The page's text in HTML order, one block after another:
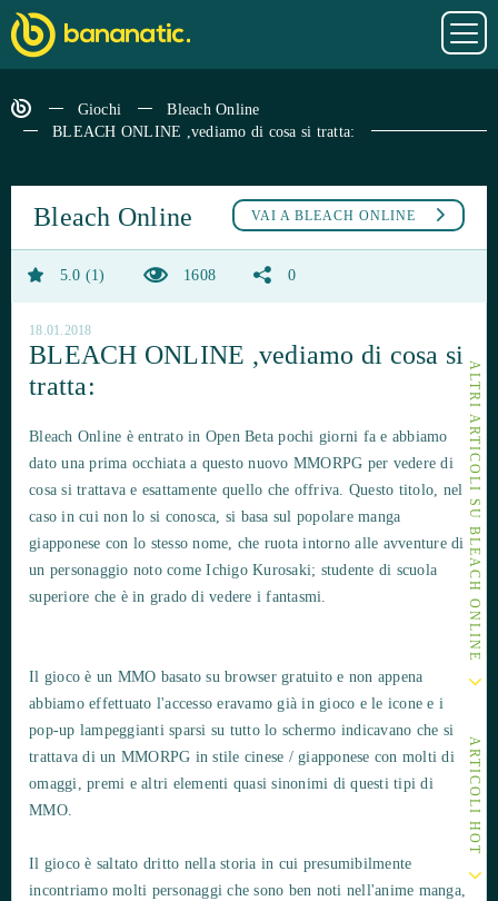
Giochi
Bleach Online
BLEACH ONLINE ,vediamo di cosa si tratta:
ALTRI ARTICOLI SU BLEACH ONLINE
ARTICOLI HOT
VAI A BLEACH ONLINE
Bleach Online
5.0 1 1608 0
18.01.2018
BLEACH ONLINE ,vediamo di cosa si
tratta:
Bleach Online è entrato in Open Beta pochi giorni fa e abbiamo
dato una prima occhiata a questo nuovo MMORPG per vedere di
cosa si trattava e esattamente quello che offriva. Questo titolo, nel
caso in cui non lo si conosca, si basa sul popolare manga
giapponese con lo stesso nome, che ruota intorno alle avventure di
un personaggio noto come Ichigo Kurosaki; studente di scuola
superiore che è in grado di vedere i fantasmi.
Il gioco è un MMO basato su browser gratuito e non appena
abbiamo effettuato l'accesso eravamo già in gioco e le icone e i
pop-up lampeggianti sparsi su tutto lo schermo indicavano che si
trattava di un MMORPG in stile cinese / giapponese con molti di
omaggi, premi e altri elementi quasi sinonimi di questi tipi di
MMO.
Il gioco è saltato dritto nella storia in cui presumibilmente
incontriamo molti personaggi che sono ben noti nell'anime manga,